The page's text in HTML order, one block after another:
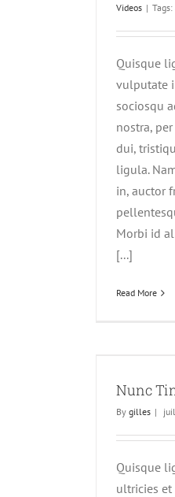
Videos | Tags:
Quisque
vulputate
sociosqu
nostra,
dui,
ligula.
in, auctor
Morbi id
[...]
Read More
Nunc
By gilles |
Quisque
ultricies et